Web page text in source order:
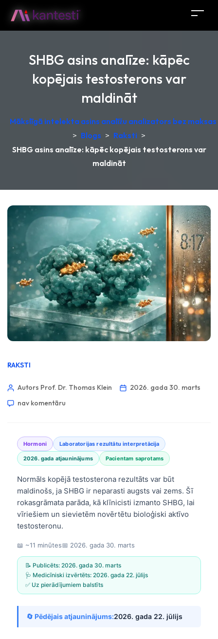
SHBG asins analīze: kāpēc
kopējais testosterons var
maldināt
Mākslīgā intelekta asins analīžu analizators bez
> Blogs > Raksti >
SHBG asins analīze: kāpēc kopējais testosterons var
maldināt
RAKSTI
Autors Prof. Dr. Thomas Klein
2026. gada 30. marts
nav komentāru
Hormoni Laboratorijas rezultātu interpretācija
2026. gada atjauninājums Pacientam saprotams
Normāls kopējā testosterona rezultāts var būt
maldinošs, ja SHBG ir neparasti augsts vai zems. Šī
rokasgrāmata parāda, kā klīnicisti izmanto SHBG, lai
vīriešiem un sievietēm novērtētu bioloģiski aktīvo
testosteronu.
📖 ~11 minūtes📅 2026. gada 30. marts
📝 Publicēts: 2026. gada 30. marts
🩺 Medicīniski izvērtēts: 2026. gada 22. jūlijs
✅ Uz pierādījumiem balstīts
🔄 Pēdējais atjauninājums:2026. gada 22. jūlijs